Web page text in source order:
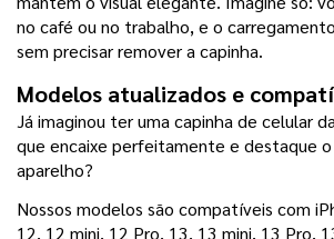
no café ou no trabalho, e o
sem precisar remover a capinha.
Modelos atualizados e
Já imaginou ter uma capinha de celular
que encaixe perfeitamente e destaque
aparelho?
Nossos modelos são compatíveis com
12, 12 mini, 12 Pro, 13, 13 mini, 13 Pro,